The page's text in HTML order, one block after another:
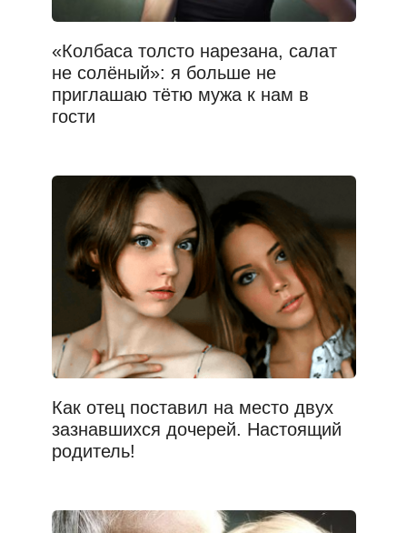
«Колбаса толсто нарезана, салат
не солёный»: я больше не
приглашаю тётю мужа к нам в
гости
Как отец поставил на место двух
зазнавшихся дочерей. Настоящий
родитель!